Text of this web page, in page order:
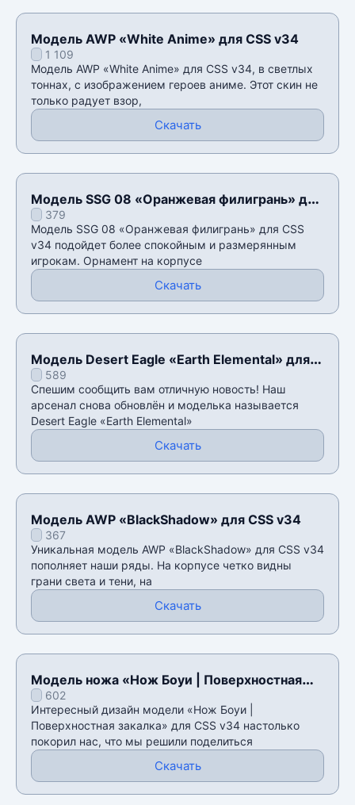
Модель AWP «White Anime» для CSS v34
1 109
Модель AWP «White Anime» для CSS v34, в светлых
тоннах, с изображением героев аниме. Этот скин не
только радует взор,
Скачать
Модель SSG 08 «Оранжевая филигрань» для
CSS v34
379
Модель SSG 08 «Оранжевая филигрань» для CSS
v34 подойдет более спокойным и размерянным
игрокам. Орнамент на корпусе
Скачать
Модель Desert Eagle «Earth Elemental» для
CSS v34
589
Спешим сообщить вам отличную новость! Наш
арсенал снова обновлён и моделька называется
Desert Eagle «Earth Elemental»
Скачать
Модель AWP «BlackShadow» для CSS v34
367
Уникальная модель AWP «BlackShadow» для CSS v34
пополняет наши ряды. На корпусе четко видны
грани света и тени, на
Скачать
Модель ножа «Нож Боуи | Поверхностная
закалка» для CSS v34
602
Интересный дизайн модели «Нож Боуи |
Поверхностная закалка» для CSS v34 настолько
покорил нас, что мы решили поделиться
Скачать